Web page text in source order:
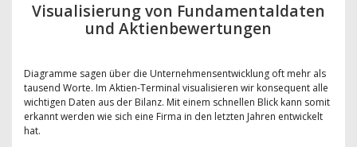
Visualisierung von Fundamentaldaten
und Aktienbewertungen
Diagramme sagen über die Unternehmensentwicklung oft mehr als
tausend Worte. Im Aktien-Terminal visualisieren wir konsequent alle
wichtigen Daten aus der Bilanz. Mit einem schnellen Blick kann somit
erkannt werden wie sich eine Firma in den letzten Jahren entwickelt
hat.